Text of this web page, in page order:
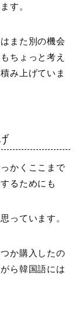
す。
また別の機会
ちょっと考え
み上げていま
かくここまで
るためにも
っています。
か購入したの
ら韓国語には